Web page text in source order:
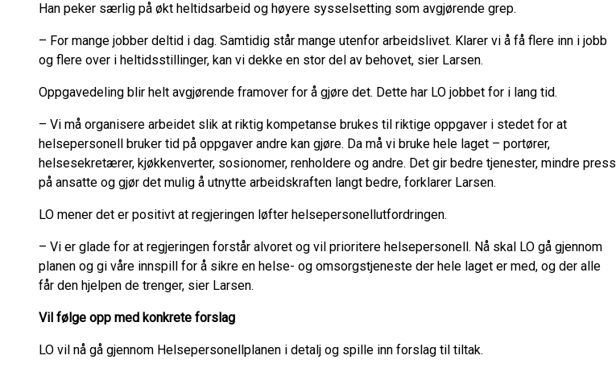
Han peker særlig på økt heltidsarbeid og høyere sysselsetting som avgjørende grep.
– For mange jobber deltid i dag. Samtidig står mange utenfor arbeidslivet. Klarer vi å få flere inn i jobb
og flere over i heltidsstillinger, kan vi dekke en stor del av behovet, sier Larsen.
Oppgavedeling blir helt avgjørende framover for å gjøre det. Dette har LO jobbet for i lang tid.
– Vi må organisere arbeidet slik at riktig kompetanse brukes til riktige oppgaver i stedet for at
helsepersonell bruker tid på oppgaver andre kan gjøre. Da må vi bruke hele laget – portører,
helsesekretærer, kjøkkenverter, sosionomer, renholdere og andre. Det gir bedre tjenester, mindre press
på ansatte og gjør det mulig å utnytte arbeidskraften langt bedre, forklarer Larsen.
LO mener det er positivt at regjeringen løfter helsepersonellutfordringen.
– Vi er glade for at regjeringen forstår alvoret og vil prioritere helsepersonell. Nå skal LO gå gjennom
planen og gi våre innspill for å sikre en helse- og omsorgstjeneste der hele laget er med, og der alle
får den hjelpen de trenger, sier Larsen.
Vil følge opp med konkrete forslag
LO vil nå gå gjennom Helsepersonellplanen i detalj og spille inn forslag til tiltak.